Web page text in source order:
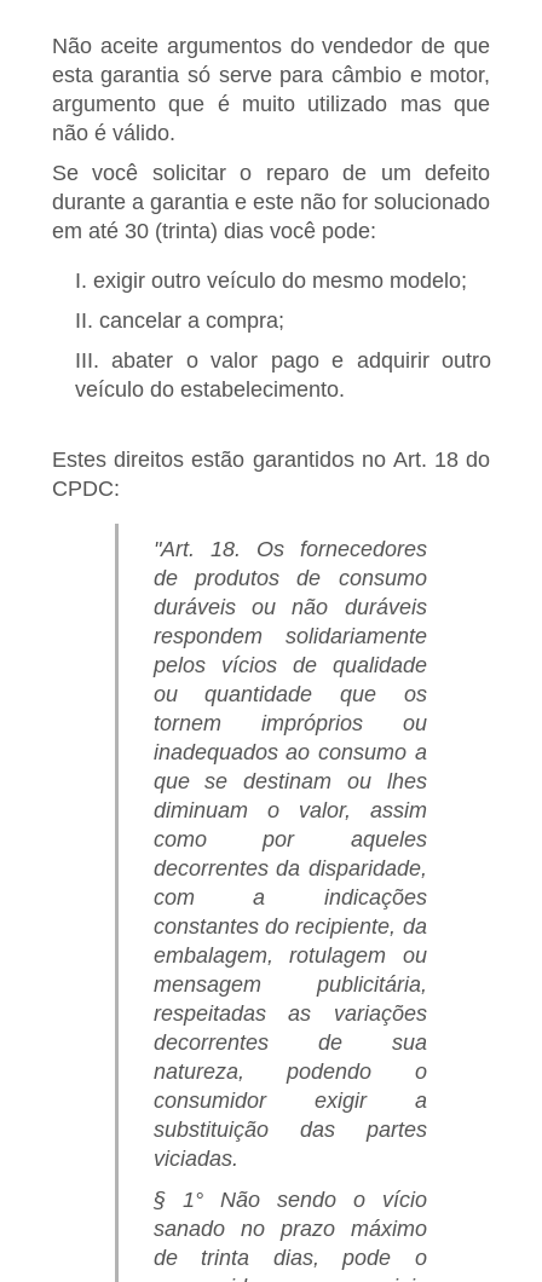
Não aceite argumentos do vendedor de que
esta garantia só serve para câmbio e motor,
argumento que é muito utilizado mas que
não é válido.
Se você solicitar o reparo de um defeito
durante a garantia e este não for solucionado
em até 30 (trinta) dias você pode:
I. exigir outro veículo do mesmo modelo;
II. cancelar a compra;
III. abater o valor pago e adquirir outro
veículo do estabelecimento.
Estes direitos estão garantidos no Art. 18 do
CPDC:
"Art. 18. Os fornecedores
de produtos de consumo
duráveis ou não duráveis
respondem solidariamente
pelos vícios de qualidade
ou quantidade que os
tornem impróprios ou
inadequados ao consumo a
que se destinam ou lhes
diminuam o valor, assim
como por aqueles
decorrentes da disparidade,
com a indicações
constantes do recipiente, da
embalagem, rotulagem ou
mensagem publicitária,
respeitadas as variações
decorrentes de sua
natureza, podendo o
consumidor exigir a
substituição das partes
viciadas.
§ 1° Não sendo o vício
sanado no prazo máximo
de trinta dias, pode o